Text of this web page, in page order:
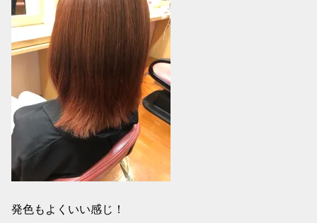
発色もよくいい感じ！